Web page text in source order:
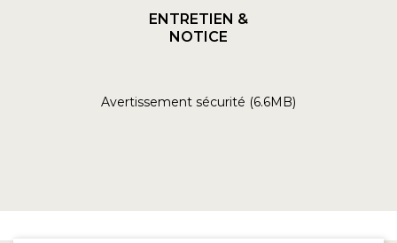
ENTRETIEN &
NOTICE
Avertissement sécurité (6.6MB)